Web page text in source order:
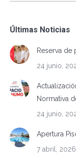
Últimas Noticias
Reserva de
24 junio,
Normativa
24 junio,
Apertura
7 abril, 2026